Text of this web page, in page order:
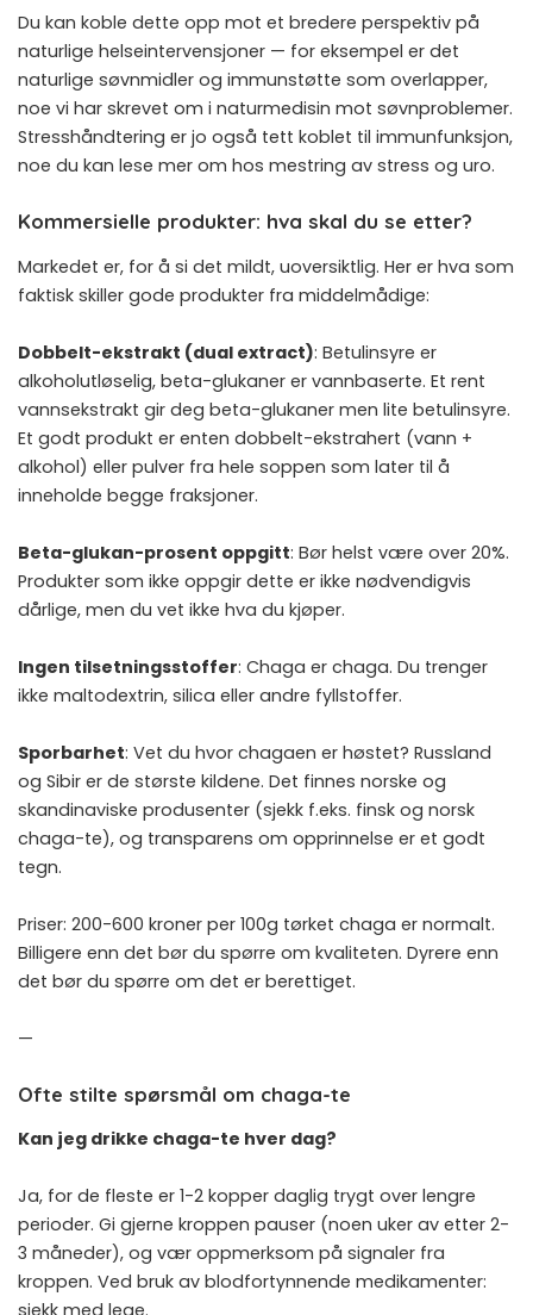
Du kan koble dette opp mot et bredere perspektiv på
naturlige helseintervensjoner — for eksempel er det
naturlige søvnmidler og immunstøtte som overlapper,
noe vi har skrevet om i naturmedisin mot søvnproblemer.
Stresshåndtering er jo også tett koblet til immunfunksjon,
noe du kan lese mer om hos mestring av stress og uro.
Kommersielle produkter: hva skal du se etter?
Markedet er, for å si det mildt, uoversiktlig. Her er hva som
faktisk skiller gode produkter fra middelmådige:
Dobbelt-ekstrakt (dual extract): Betulinsyre er
alkoholutløselig, beta-glukaner er vannbaserte. Et rent
vannsekstrakt gir deg beta-glukaner men lite betulinsyre.
Et godt produkt er enten dobbelt-ekstrahert (vann +
alkohol) eller pulver fra hele soppen som later til å
inneholde begge fraksjoner.
Beta-glukan-prosent oppgitt: Bør helst være over 20%.
Produkter som ikke oppgir dette er ikke nødvendigvis
dårlige, men du vet ikke hva du kjøper.
Ingen tilsetningsstoffer: Chaga er chaga. Du trenger
ikke maltodextrin, silica eller andre fyllstoffer.
Sporbarhet: Vet du hvor chagaen er høstet? Russland
og Sibir er de største kildene. Det finnes norske og
skandinaviske produsenter (sjekk f.eks. finsk og norsk
chaga-te), og transparens om opprinnelse er et godt
tegn.
Priser: 200-600 kroner per 100g tørket chaga er normalt.
Billigere enn det bør du spørre om kvaliteten. Dyrere enn
det bør du spørre om det er berettiget.
—
Ofte stilte spørsmål om chaga-te
Kan jeg drikke chaga-te hver dag?
Ja, for de fleste er 1-2 kopper daglig trygt over lengre
perioder. Gi gjerne kroppen pauser (noen uker av etter 2-
3 måneder), og vær oppmerksom på signaler fra
kroppen. Ved bruk av blodfortynnende medikamenter: